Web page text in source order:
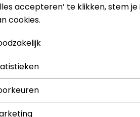
dan
je het product bekijken &
accepteren’ te klikken, stem
cookies.